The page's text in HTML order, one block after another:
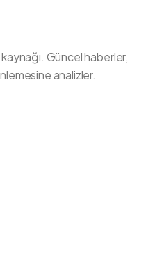
Güncel haberler,
analizler.